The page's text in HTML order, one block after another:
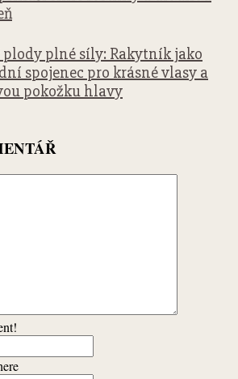
plody plné síly: Rakytník jako
spojenec pro krásné vlasy a
pokožku hlavy